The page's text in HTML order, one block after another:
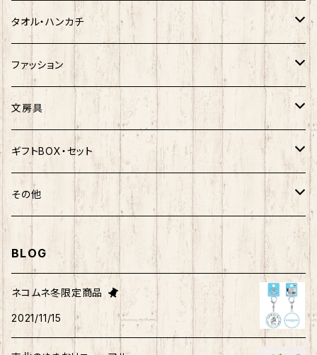
ハンギョドン
ぐでたま
ポムポムプリン
ポチャッコ
ばつ丸
マイメロディ
けろっぴ
タキシードサム
こぎみゅん
ホヤぼーや
ご当地ベア
スヌーピー
赤べこ・ガラガラべこ
マッチョシリーズ
もちシリーズ
旅するマメしば
旅カワウソ・しばいぬ
楽天ゴールデンイーグルス×ネコムネandシバ
楽天ゴールデンイーグルス×おえかきさん
楽天ゴールデンイーグルス×ご当地ベア
ネコムネandシバ×鳥獣戯画
楽天ゴールデンイーグルス×もちシリーズ
サンリオ×ご当地ベア
ご当地ベア
秋田犬
しばっころ
わさお
むすび丸
ホヤぼーや
キティ
ネコムネandシバ
その他
ご当地ベア
秋田犬
しばっころ
わさお
むすび丸
ネコムネandシバ
ポプテピピック
ホヤぼーや
スヌーピー
秋田犬
わさお
むすび丸
ネコムネ
ゆきお
タオル・ハンカチ
ホヤぼーや
秋田犬
キティ
むすび丸
ミニオン
わさお
ネコムネandシバ
ファッション
Tシャツ
ネクタイ
靴下
ルームシューズ
パーカー・トレーナー
文房具
ボールペン
マグネット
クリアファイル
ステッカー
ピンバッチ
ギフトBOX・セット
福袋
その他
トートバック
その他雑貨
ホヤぼーや
ボクサーパンツ
BLOG
ネコムネ冬限定商品
2021/11/15